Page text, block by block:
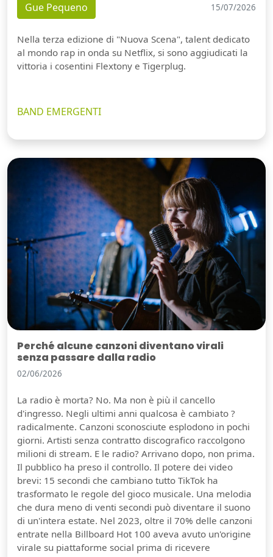
Gue Pequeno 15/07/2026
Nella terza edizione di "Nuova Scena", talent dedicato
al mondo rap in onda su Netflix, si sono aggiudicati la
vittoria i cosentini Flextony e Tigerplug.
BAND EMERGENTI
Perché alcune canzoni diventano virali
senza passare dalla radio
02/06/2026
La radio è morta? No. Ma non è più il cancello
d'ingresso. Negli ultimi anni qualcosa è cambiato ?
radicalmente. Canzoni sconosciute esplodono in pochi
giorni. Artisti senza contratto discografico raccolgono
milioni di stream. E le radio? Arrivano dopo, non prima.
Il pubblico ha preso il controllo. Il potere dei video
brevi: 15 secondi che cambiano tutto TikTok ha
trasformato le regole del gioco musicale. Una melodia
che dura meno di venti secondi può diventare il suono
di un'intera estate. Nel 2023, oltre il 70% delle canzoni
entrate nella Billboard Hot 100 aveva avuto un'origine
virale su piattaforme social prima di ricevere